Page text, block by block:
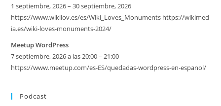
1 septiembre, 2026 – 30 septiembre, 2026
https://www.wikilov.es/es/Wiki_Loves_Monuments https://wikimed
ia.es/wiki-loves-monuments-2024/
Meetup WordPress
7 septiembre, 2026 a las 20:00 – 21:00
https://www.meetup.com/es-ES/quedadas-wordpress-en-espanol/
Podcast